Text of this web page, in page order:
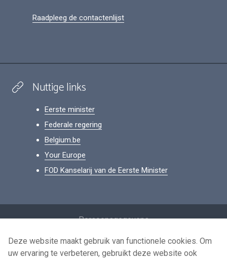
Raadpleeg de contactenlijst
Nuttige links
Eerste minister
Federale regering
Belgium.be
Your Europe
FOD Kanselarij van de Eerste Minister
Persoonsgegevens
Voorwaarden voor het hergebruik
Contacteer ons
Deze website maakt gebruik van functionele cookies. Om
uw ervaring te verbeteren, gebruikt deze website ook